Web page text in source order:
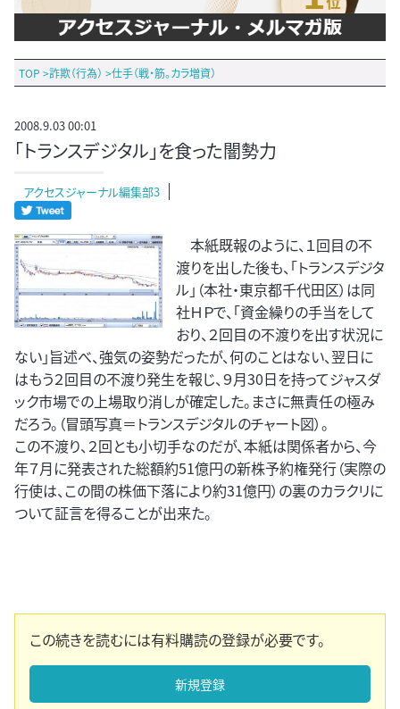
TOP >詐欺（行為） >仕手（戦・筋。カラ増資）
2008.9.03 00:01
「トランスデジタル」を食った闇勢力
アクセスジャーナル編集部3
本紙既報のように、１回目の不
渡りを出した後も、「トランスデジタ
ル」（本社・東京都千代田区）は同
社ＨＰで、「資金繰りの手当をして
おり、２回目の不渡りを出す状況に
ない」旨述べ、強気の姿勢だったが、何のことはない、翌日に
はもう２回目の不渡り発生を報じ、９月30日を持ってジャスダ
ック市場での上場取り消しが確定した。まさに無責任の極み
だろう。（冒頭写真＝トランスデジタルのチャート図）。
この不渡り、２回とも小切手なのだが、本紙は関係者から、今
年７月に発表された総額約51億円の新株予約権発行（実際の
行使は、この間の株価下落により約31億円）の裏のカラクリに
ついて証言を得ることが出来た。
この続きを読むには有料購読の登録が必要です。
新規登録